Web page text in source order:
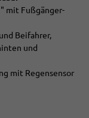
mit Fußgänger-
Beifahrer,
und
mit Regensensor